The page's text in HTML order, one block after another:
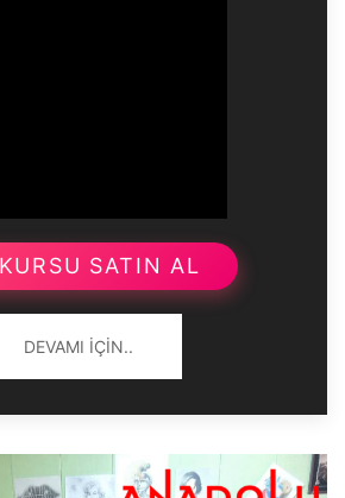
SATIN AL
DEVAMI İÇIN..